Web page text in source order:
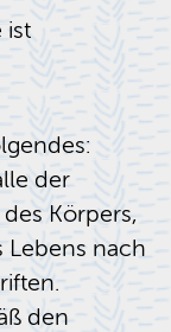
ist
der
Körpers,
Lebens nach
den